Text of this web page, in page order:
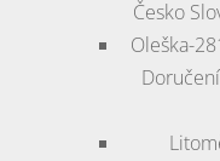
Česko
Oleška-